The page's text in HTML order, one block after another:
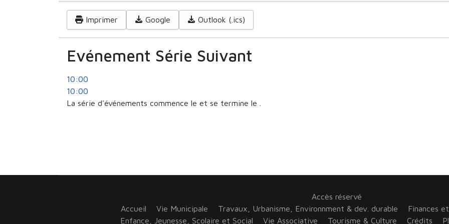
Imprimer Google Outlook (.ics)
Evénement Série Suivant
10:00
10:00
La série d'événements commence le et se termine le .
Accès réservé
Accueil
Vie Municipale Travaux, Urbanisme, Environnment & dev. durable
Finances
Enfance, Jeunesse, Scolaire et Social
Vie Associative Tourisme & Culture Crédits